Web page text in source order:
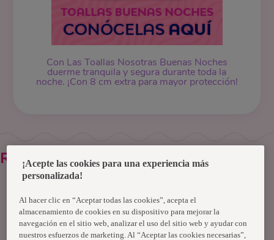
Con Las Toallas Nosotras Buenas Noches
duerme tranquila y segura durante toda la
noche. ¡Con 8 cm extra para mayor protección!
Recomendados
TENDENCIAS
Podcast sobre salud
mental recomendados
¡Acepte las cookies para una experiencia más
personalizada!
Al hacer clic en “Aceptar todas las cookies”, acepta el
almacenamiento de cookies en su dispositivo para mejorar la
navegación en el sitio web, analizar el uso del sitio web y ayudar con
nuestros esfuerzos de marketing. Al “Aceptar las cookies necesarias”,